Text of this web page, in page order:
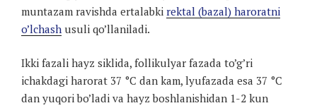
muntazam ravishda ertalabki rektal (bazal) haroratni
o’lchash usuli qo’llaniladi.
Ikki fazali hayz siklida, follikulyar fazada to’g’ri
ichakdagi harorat 37 °C dan kam, lyufazada esa 37 °C
dan yuqori bo’ladi va hayz boshlanishidan 1-2 kun